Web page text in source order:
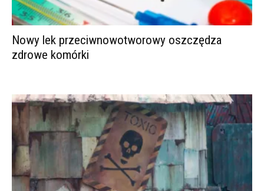
Nowy lek przeciwnowotworowy oszczędza
zdrowe komórki